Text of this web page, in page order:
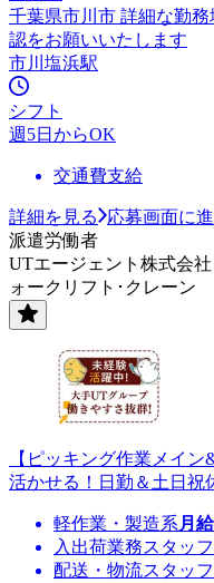
千葉県市川市 詳細な勤
認をお願いいたします
市川塩浜駅
シフト
週5日からOK
交通費支給
詳細を見る
応募画面に
派遣労働者
UTエージェント株式会
ォークリフト･クレーン
【ピッキング作業メイ
活かせる！日勤＆土日
軽作業・製造系 月給
入出荷業務スタッフ
配送・物流スタッフ